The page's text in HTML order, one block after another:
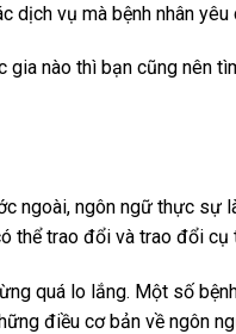
dịch vụ mà bệnh nhân
gia nào thì bạn cũng nên
ngoài, ngôn ngữ thực sự
thể trao đổi và trao đổi
quá lo lắng. Một số
điều cơ bản về ngôn